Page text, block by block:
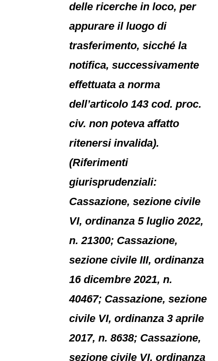
delle ricerche in loco, per
appurare il luogo di
trasferimento, sicché la
notifica, successivamente
effettuata a norma
dell’articolo 143 cod. proc.
civ. non poteva affatto
ritenersi invalida).
(Riferimenti
giurisprudenziali:
Cassazione, sezione civile
VI, ordinanza 5 luglio 2022,
n. 21300; Cassazione,
sezione civile III, ordinanza
16 dicembre 2021, n.
40467; Cassazione, sezione
civile VI, ordinanza 3 aprile
2017, n. 8638; Cassazione,
sezione civile VI, ordinanza